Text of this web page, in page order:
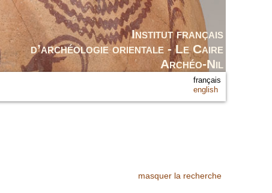
Institut français
d’archéologie orientale - Le Caire
Archéo-Nil
français
english
masquer la recherche